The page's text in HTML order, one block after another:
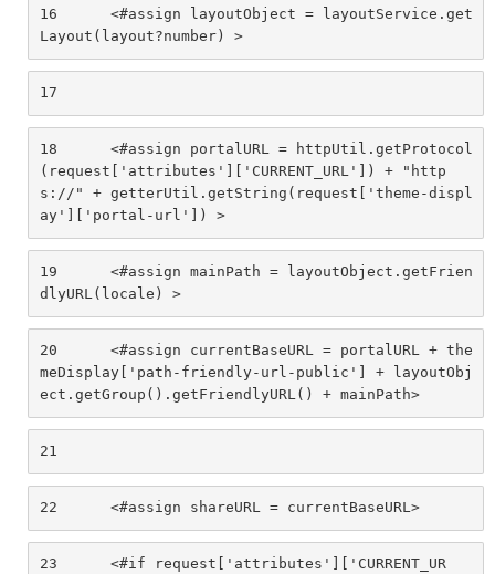
16
Layout(layout?number) >
17
18
(request['attributes']['CURRENT_URL']) + "http
s://" + getterUtil.getString(request['theme-displ
ay']['portal-url']) >
19
dlyURL(locale) >
20
meDisplay['path-friendly-url-public'] + layoutObj
ect.getGroup().getFriendlyURL() + mainPath>
21
22
	<#assign shareURL = currentBaseURL>
23